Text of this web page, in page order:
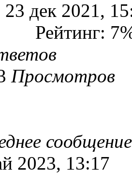
23 дек 2021,
Рейтинг:
Просмотров
2023, 13:17